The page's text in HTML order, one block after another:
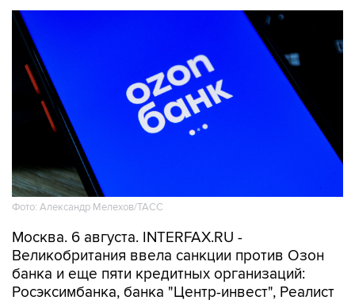
Фото: Александр Мелехов/ТАСС
Москва. 6 августа. INTERFAX.RU -
Великобритания ввела санкции против Озон
банка и еще пяти кредитных организаций:
Росэксимбанка, банка "Центр-инвест", Реалист